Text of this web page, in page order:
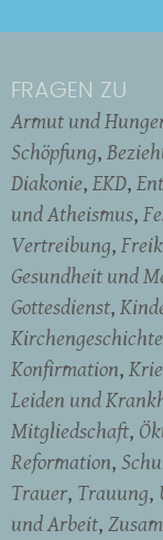
FRAGEN ZU
Armut und
Schöpfung
Diakonie EKD
und Atheismus
Vertreibung
Gesundheit und
Gottesdienst
Kirchengeschichte
Konfirmation
Leiden und
Mitgliedschaft
Reformation
Trauer Trauung
und Arbeit